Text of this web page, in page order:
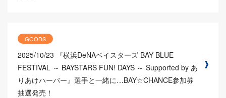
GOODS
2025/10/23
『横浜DeNAベイスターズ BAY BLUE
FESTIVAL ～ BAYSTARS FUN! DAYS ～ Supported by あ
りあけハーバー』選手と一緒に…BAY☆CHANCE参加券
抽選発売！